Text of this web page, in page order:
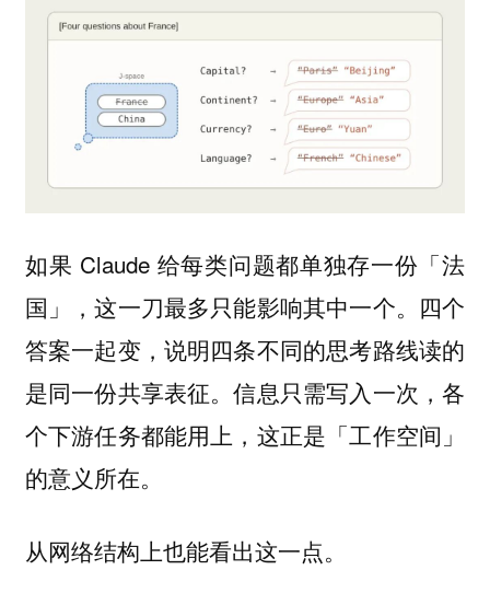
如果 Claude 给每类问题都单独存一份「法
国」，这一刀最多只能影响其中一个。四个
答案一起变，说明四条不同的思考路线读的
是同一份共享表征。信息只需写入一次，各
个下游任务都能用上，这正是「工作空间」
的意义所在。
从网络结构上也能看出这一点。